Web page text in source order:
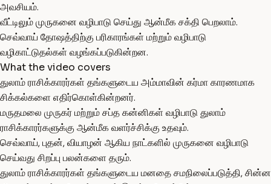
அவசியம்.
வீட்டிலும் முருகனை வழிபாடு செய்து ஆன்மீக சக்தி பெறலாம்.
செவ்வாய் தோஷத்திற்கு பரிகாரங்கள் மற்றும் வழிபாடு
வழிகாட்டுதல்கள் வழங்கப்படுகின்றன.
What the video covers
துலாம் ராசிக்காரர்கள் தங்களுடைய அம்மாவின் கர்மா காரணமாக
சிக்கல்களை எதிர்கொள்கின்றனர்.
மருதமலை முருகர் மற்றும் சப்த கன்னிகள் வழிபாடு துலாம்
ராசிக்காரர்களுக்கு ஆன்மீக வளர்ச்சிக்கு உதவும்.
செவ்வாய், புதன், வியாழன் ஆகிய நாட்களில் முருகனை வழிபாடு
செய்வது சிறப்பு பலன்களை தரும்.
துலாம் ராசிக்காரர்கள் தங்களுடைய மனதை சமநிலைப்படுத்தி, சின்ன